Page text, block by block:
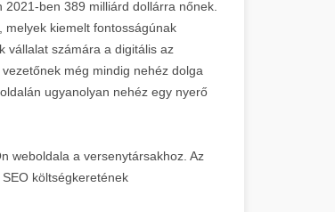
ben 389 milliárd dollárra nőnek.
melyek kiemelt fontosságúnak
vállalat számára a digitális az
még mindig nehéz dolga
ugyanolyan nehéz egy nyerő
weboldala a versenytársakhoz. Az
költségkeretének